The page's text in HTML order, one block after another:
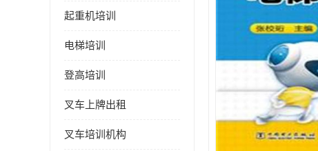
起重机培训
电梯培训
登高培训
叉车上牌出租
叉车培训机构